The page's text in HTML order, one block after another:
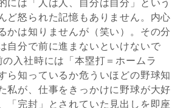
ど怒られた記憶もありません。内心
かは知りませんが（笑い）。その分
自分で前に進まないといけないで
入社時には「本塁打＝ホームラ
ら知っているか危ういほどの野球知
私が、仕事をきっかけに野球が大好
「完封」とされていた見出しを即座